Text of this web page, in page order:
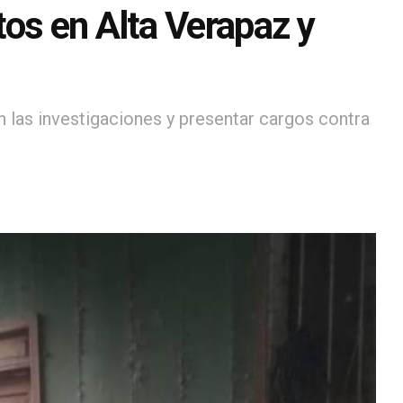
en Alta Verapaz y
investigaciones y presentar cargos contra